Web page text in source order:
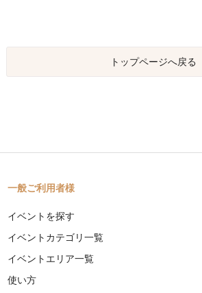
トップページへ戻る
一般ご利用者様
イベントを探す
イベントカテゴリ一覧
イベントエリア一覧
使い方